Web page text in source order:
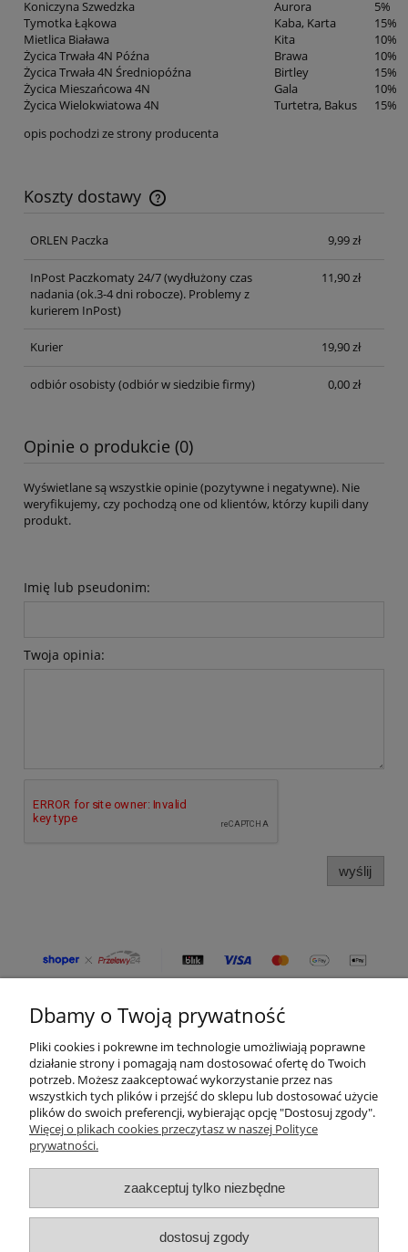
Koniczyna Szwedzka
Aurora
5%
Tymotka Łąkowa
Kaba, Karta
15%
Mietlica Biaława
Kita
10%
Życica Trwała 4N Późna
Brawa
10%
Życica Trwała 4N Średniopóźna
Birtley
15%
Życica Mieszańcowa 4N
Gala
10%
Życica Wielokwiatowa 4N
Turtetra, Bakus
15%
opis pochodzi ze strony producenta
Koszty dostawy
Cena nie zawiera ewentualnych kosztów płatności
ORLEN Paczka
9,99 zł
InPost Paczkomaty 24/7(wydłużony czas
nadania (ok.3-4 dni robocze). Problemy z
kurierem InPost)
11,90 zł
Kurier 19,90 zł
odbiór osobisty(odbiór w siedzibie firmy) 0,00 zł
Opinie o produkcie (0)
Wyświetlane są wszystkie opinie (pozytywne i negatywne). Nie
weryfikujemy, czy pochodzą one od klientów, którzy kupili dany
produkt.
Imię lub pseudonim:
Twoja opinia:
wyślij
Moje konto
Płatności i dostawa
Informacje
Kategorie produktów
Zamówienia telefoniczne
Dbamy o Twoją prywatność
Pliki cookies i pokrewne im technologie umożliwiają poprawne
działanie strony i pomagają nam dostosować ofertę do Twoich
potrzeb. Możesz zaakceptować wykorzystanie przez nas
wszystkich tych plików i przejść do sklepu lub dostosować użycie
plików do swoich preferencji, wybierając opcję "Dostosuj zgody".
Więcej o plikach cookies przeczytasz w naszej Polityce
prywatności.
zaakceptuj tylko niezbędne
dostosuj zgody